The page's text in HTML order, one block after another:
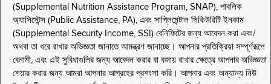
(Supplemental Nutrition Assistance Program, SNAP), পাবলিক
অ্যাসিস্টেন্স (Public Assistance, PA), এবং সাপ্লিমেন্টাল সিকিউরিটি ইনকাম
(Supplemental Security Income, SSI) বেনিফিটের জন্য আবেদন করা এবং/
অথবা তা ধরে রাখার অভিজ্ঞতা জানাতে আমন্ত্রণ জানাচ্ছে। আপনার প্রতিক্রিয়া সম্পূর্ণরূপে
বেনামী, এবং এই সুবিধাগুলির জন্য আবেদন করার বা বজায় রাখার ক্ষেত্রে আপনার অভিজ্ঞতা
শেয়ার করার জন্য আমরা আপনার আগ্রহের প্রশংসা করি। আপনার এবং অন্যান্য নিউ